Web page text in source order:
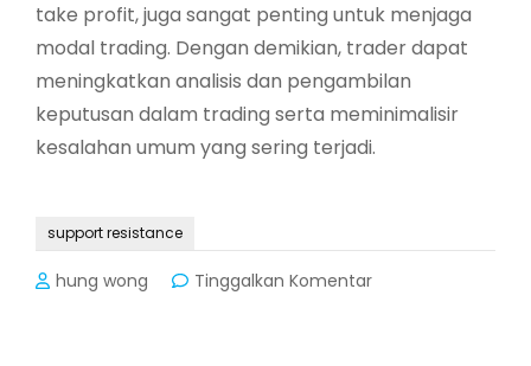
take profit, juga sangat penting untuk menjaga
modal trading. Dengan demikian, trader dapat
meningkatkan analisis dan pengambilan
keputusan dalam trading serta meminimalisir
kesalahan umum yang sering terjadi.
support resistance
hung wong Tinggalkan Komentarpada